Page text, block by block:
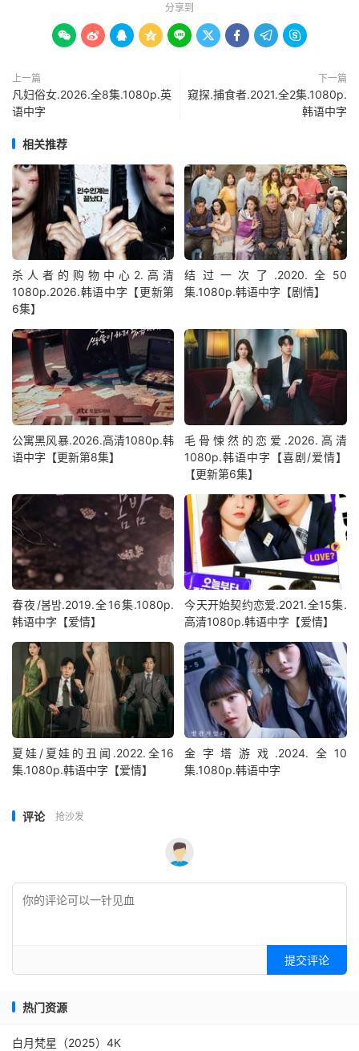
分享到
        
上一篇
凡妇俗女.2026.全8集.1080p.英
语中字
下一篇
窥探.捕食者.2021.全2集.1080p.
韩语中字
相关推荐
杀人者的购物中心2.高清
1080p.2026.韩语中字【更新第
6集】
结过一次了.2020.全50
集.1080p.韩语中字【剧情】
公寓黑风暴.2026.高清1080p.韩
语中字【更新第8集】
毛骨悚然的恋爱.2026.高清
1080p.韩语中字【喜剧/爱情】
【更新第6集】
春夜/봄밤‎.2019.全16集.1080p.
韩语中字【爱情】
今天开始契约恋爱.2021.全15集.
高清1080p.韩语中字【爱情】
夏娃/夏娃的丑闻.2022.全16
集.1080p.韩语中字【爱情】
金字塔游戏.2024.全10
集.1080p.韩语中字
评论 抢沙发
提交评论
热门资源
白月梵星（2025）4K